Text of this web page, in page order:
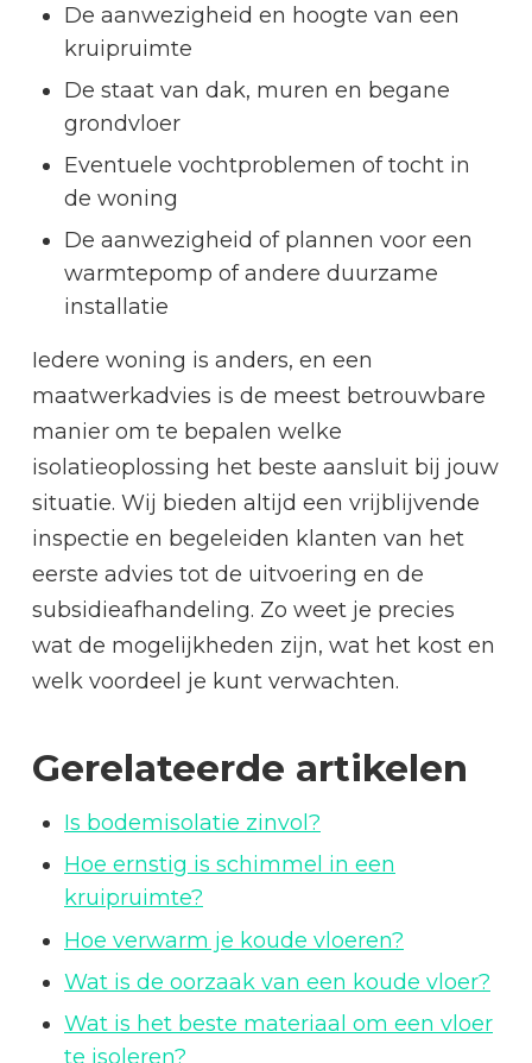
De aanwezigheid en hoogte van een
kruipruimte
De staat van dak, muren en begane
grondvloer
Eventuele vochtproblemen of tocht in
de woning
De aanwezigheid of plannen voor een
warmtepomp of andere duurzame
installatie
Iedere woning is anders, en een
maatwerkadvies is de meest betrouwbare
manier om te bepalen welke
isolatieoplossing het beste aansluit bij jouw
situatie. Wij bieden altijd een vrijblijvende
inspectie en begeleiden klanten van het
eerste advies tot de uitvoering en de
subsidieafhandeling. Zo weet je precies
wat de mogelijkheden zijn, wat het kost en
welk voordeel je kunt verwachten.
Gerelateerde artikelen
Is bodemisolatie zinvol?
Hoe ernstig is schimmel in een
kruipruimte?
Hoe verwarm je koude vloeren?
Wat is de oorzaak van een koude vloer?
Wat is het beste materiaal om een vloer
te isoleren?